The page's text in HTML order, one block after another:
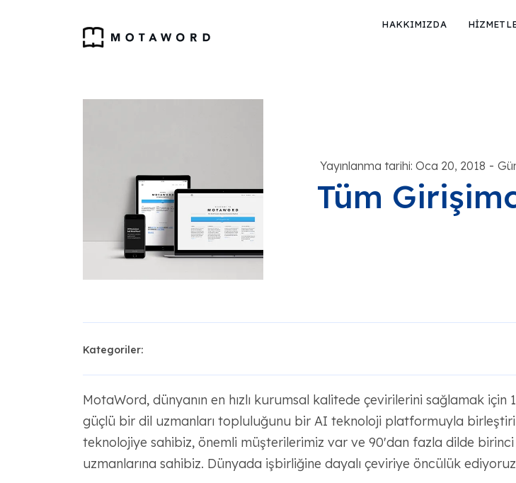
HAKKIMIZDA
Yayınlanma tarihi: Oca 20, 2018 -
Tüm
Kategoriler:
MotaWord, dünyanın en hızlı kurumsal kalitede çevirilerini sağlamak için
güçlü bir dil uzmanları topluluğunu bir AI teknoloji platformuyla birleştirir.
teknolojiye sahibiz, önemli müşterilerimiz var ve 90'dan fazla dilde birinci
uzmanlarına sahibiz. Dünyada işbirliğine dayalı çeviriye öncülük